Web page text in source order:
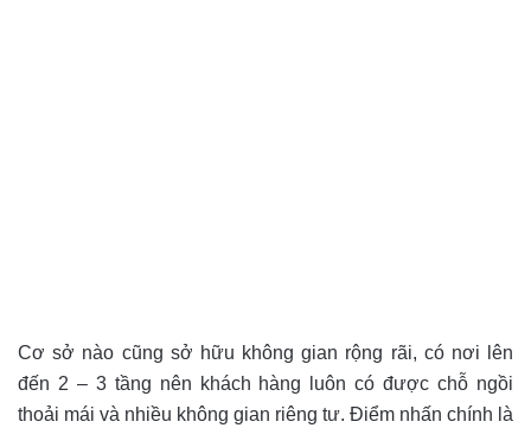
Cơ sở nào cũng sở hữu không gian rộng rãi, có nơi lên
đến 2 – 3 tầng nên khách hàng luôn có được chỗ ngồi
thoải mái và nhiều không gian riêng tư. Điểm nhấn chính là